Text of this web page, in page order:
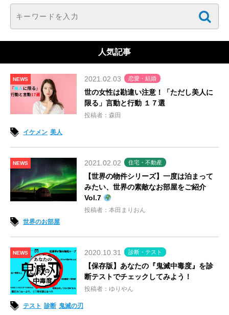
人気記事
NEWS 2021.02.03 恋愛・結婚
世の女性は勘違い注意！「ただし美人に
限る」言動と行動 １７選
投稿者：森田
イケメン 美人
NEWS 2021.02.02 住宅・不動産
【世界の物件シリーズ】一度は泊まって
みたい、世界の素敵なお部屋をご紹介
Vol.7
投稿者：本田まりおん
世界のお部屋
NEWS 2020.10.31 診断・テスト
【保存版】あなたの『鬼滅中毒度』を診
断テストでチェックしてみよう！
投稿者：ゆりやん
テスト 診断 鬼滅の刃